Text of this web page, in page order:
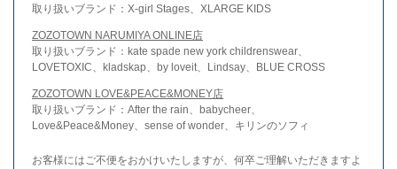
取り扱いブランド：X-girl Stages、XLARGE KIDS
ZOZOTOWN NARUMIYA ONLINE店
取り扱いブランド：kate spade new york childrenswear、
LOVETOXIC、kladskap、by loveit、Lindsay、BLUE CROSS
ZOZOTOWN LOVE&PEACE&MONEY店
取り扱いブランド：After the rain、babycheer、
Love&Peace&Money、sense of wonder、キリンのソフィ
お客様にはご不便をおかけいたしますが、何卒ご理解いただきますよ